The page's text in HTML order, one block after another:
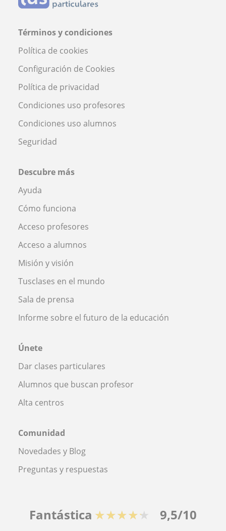
Términos y condiciones
Política de cookies
Configuración de Cookies
Política de privacidad
Condiciones uso profesores
Condiciones uso alumnos
Seguridad
Descubre más
Ayuda
Cómo funciona
Acceso profesores
Acceso a alumnos
Misión y visión
Tusclases en el mundo
Sala de prensa
Informe sobre el futuro de la educación
Únete
Dar clases particulares
Alumnos que buscan profesor
Alta centros
Comunidad
Novedades y Blog
Preguntas y respuestas
Fantástica ★★★★★ 9,5/10